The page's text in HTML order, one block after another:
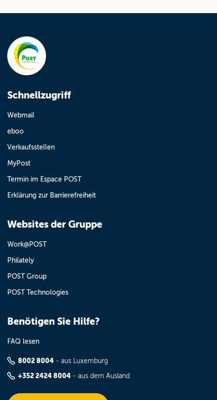
Schnellzugriff
Webmail
eboo
Verkaufsstellen
MyPost
Termin im Espace POST
Erklärung zur Barrierefreiheit
Websites der Gruppe
Work@POST
Philately
POST Group
POST Technologies
Benötigen Sie Hilfe?
FAQ lesen
8002 8004 - aus Luxemburg
+352 2424 8004 - aus dem Ausland